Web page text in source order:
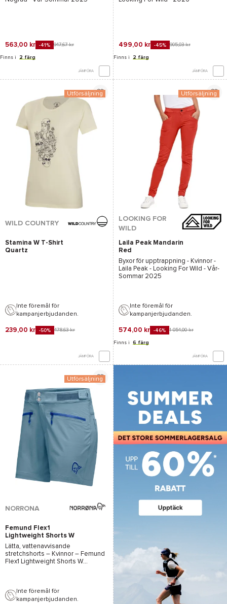
563,00 kr -41% 947,67 kr
Finns i 2 färg
JÄMFÖRA
499,00 kr -45% 905,03 kr
Finns i 2 färg
JÄMFÖRA
Utförsäljning
WILD COUNTRY
Stamina W T-Shirt
Quartz
Inte föremål för
kampanjerbjudanden.
239,00 kr -50% 478,63 kr
JÄMFÖRA
Utförsäljning
LOOKING FOR
WILD
Laila Peak Mandarin
Red
Byxor för upptrappning - Kvinnor -
Laila Peak - Looking For Wild - Vår-
Sommar 2025
Inte föremål för
kampanjerbjudanden.
574,00 kr -46% 1 054,00 kr
Finns i 6 färg
JÄMFÖRA
Utförsäljning
NORRONA
Femund Flex1
Lightweight Shorts W
Trooper
Lätta, vattenavvisande
stretchshorts – Kvinnor – Femund
Flex1 Lightweight Shorts W
Inte föremål för
kampanjerbjudanden.